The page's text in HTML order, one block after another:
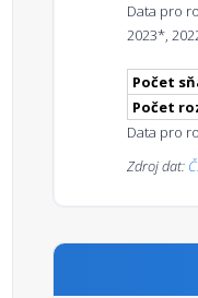
Data pro
2023*,
Počet
Počet
Data pro
Zdroj dat: